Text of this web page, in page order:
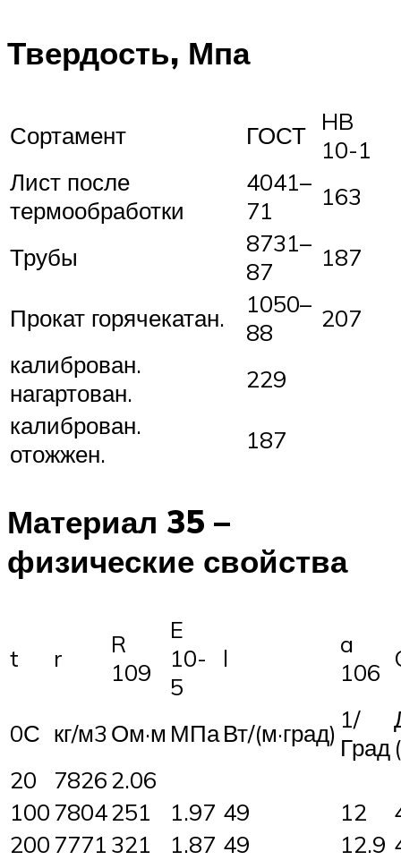
Твердость, Мпа
Сортамент ГОСТ HB
10-1
Лист после
термообработки
4041–
71
163
Трубы
8731–
87
187
Прокат горячекатан.
1050–
88
207
калиброван.
нагартован.
229
калиброван.
отожжен.
187
Материал 35 –
физические свойства
t r
R
109
E
10-
5
l
a
106
0С кг/м3 Ом·м МПаВт/(м·град) 1/
Град
20
78262.06
100 7804251 1.97 49 12
200 7771 321 1.87 49 12.9